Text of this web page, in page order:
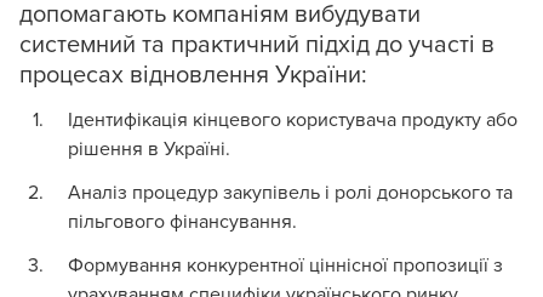
допомагають компаніям вибудувати
системний та практичний підхід до участі в
процесах відновлення України:
Ідентифікація кінцевого користувача продукту або
рішення в Україні.
Аналіз процедур закупівель і ролі донорського та
пільгового фінансування.
Формування конкурентної ціннісної пропозиції з